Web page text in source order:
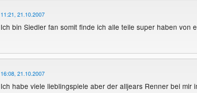
11:21, 21.10.2007
Ich bin Siedler fan somit finde ich alle teile super haben von
16:08, 21.10.2007
Ich habe viele lieblingspiele aber der alljears Renner bei mir